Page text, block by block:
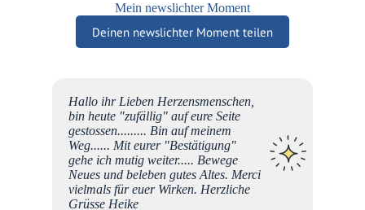
Mein newslichter Moment
Deinen newslichter Moment teilen
Hallo ihr Lieben Herzensmenschen,
bin heute "zufällig" auf eure Seite
gestossen......... Bin auf meinem
Weg...... Mit eurer "Bestätigung"
gehe ich mutig weiter..... Bewege
Neues und beleben gutes Altes. Merci
vielmals für euer Wirken. Herzliche
Grüsse Heike